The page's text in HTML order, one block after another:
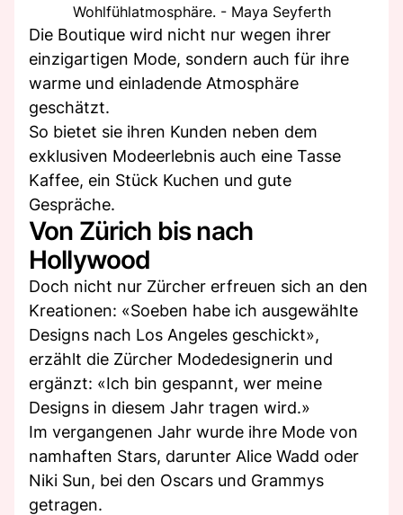
Wohlfühlatmosphäre. - Maya Seyferth
Die Boutique wird nicht nur wegen ihrer
einzigartigen Mode, sondern auch für ihre
warme und einladende Atmosphäre
geschätzt.
So bietet sie ihren Kunden neben dem
exklusiven Modeerlebnis auch eine Tasse
Kaffee, ein Stück Kuchen und gute
Gespräche.
Von Zürich bis nach
Hollywood
Doch nicht nur Zürcher erfreuen sich an den
Kreationen: «Soeben habe ich ausgewählte
Designs nach Los Angeles geschickt»,
erzählt die Zürcher Modedesignerin und
ergänzt: «Ich bin gespannt, wer meine
Designs in diesem Jahr tragen wird.»
Im vergangenen Jahr wurde ihre Mode von
namhaften Stars, darunter Alice Wadd oder
Niki Sun, bei den Oscars und Grammys
getragen.